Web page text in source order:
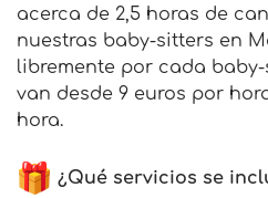
acerca de 2,5 horas de
nuestras baby-sitters en
libremente por cada
van desde 9 euros por
hora.
¿Qué servicios se